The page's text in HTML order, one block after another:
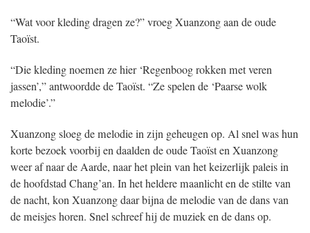
“Wat voor kleding dragen ze?” vroeg Xuanzong aan de oude
Taoïst.
“Die kleding noemen ze hier ‘Regenboog rokken met veren
jassen’,” antwoordde de Taoïst. “Ze spelen de ‘Paarse wolk
melodie’.”
Xuanzong sloeg de melodie in zijn geheugen op. Al snel was hun
korte bezoek voorbij en daalden de oude Taoïst en Xuanzong
weer af naar de Aarde, naar het plein van het keizerlijk paleis in
de hoofdstad Chang’an. In het heldere maanlicht en de stilte van
de nacht, kon Xuanzong daar bijna de melodie van de dans van
de meisjes horen. Snel schreef hij de muziek en de dans op.